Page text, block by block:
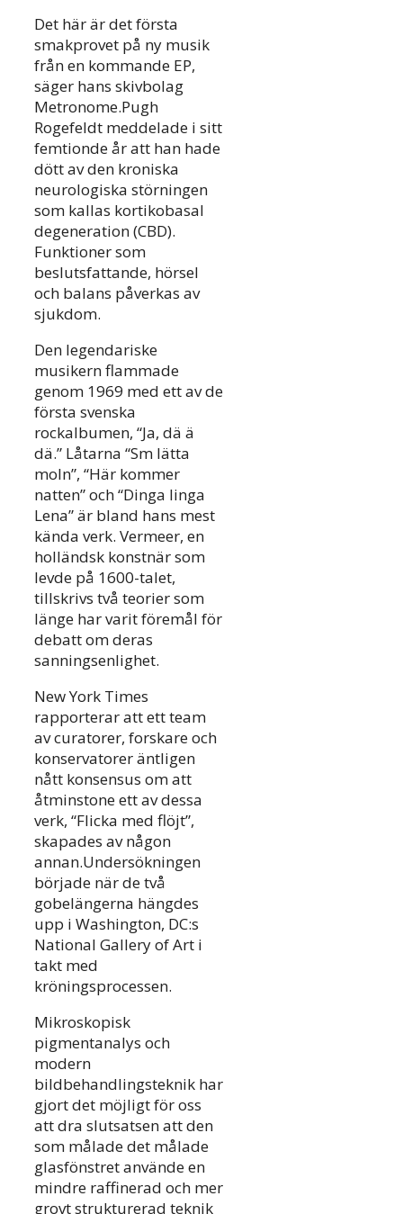
Det här är det första
smakprovet på ny musik
från en kommande EP,
säger hans skivbolag
Metronome.Pugh
Rogefeldt meddelade i sitt
femtionde år att han hade
dött av den kroniska
neurologiska störningen
som kallas kortikobasal
degeneration (CBD).
Funktioner som
beslutsfattande, hörsel
och balans påverkas av
sjukdom.
Den legendariske
musikern flammade
genom 1969 med ett av de
första svenska
rockalbumen, “Ja, dä ä
dä.” Låtarna “Sm lätta
moln”, “Här kommer
natten” och “Dinga linga
Lena” är bland hans mest
kända verk. Vermeer, en
holländsk konstnär som
levde på 1600-talet,
tillskrivs två teorier som
länge har varit föremål för
debatt om deras
sanningsenlighet.
New York Times
rapporterar att ett team
av curatorer, forskare och
konservatorer äntligen
nått konsensus om att
åtminstone ett av dessa
verk, “Flicka med flöjt”,
skapades av någon
annan.Undersökningen
började när de två
gobelängerna hängdes
upp i Washington, DC:s
National Gallery of Art i
takt med
kröningsprocessen.
Mikroskopisk
pigmentanalys och
modern
bildbehandlingsteknik har
gjort det möjligt för oss
att dra slutsatsen att den
som målade det målade
glasfönstret använde en
mindre raffinerad och mer
grovt strukturerad teknik